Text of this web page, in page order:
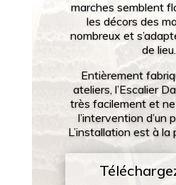
marches semblent
les décors des
nombreux et
de lieu.
Entièrement
ateliers, l’Escalier
très facilement et
l’intervention d’un
L’installation est à